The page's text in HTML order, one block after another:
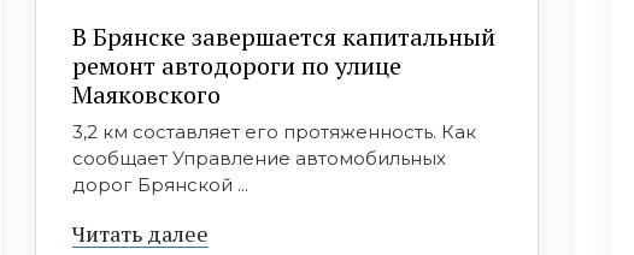
В Брянске завершается капитальный
ремонт автодороги по улице
Маяковского
3,2 км составляет его протяженность. Как
сообщает Управление автомобильных
дорог Брянской ...
Читать далее